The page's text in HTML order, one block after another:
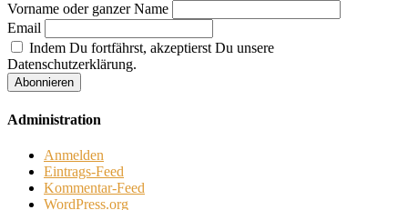
Vorname oder ganzer Name
Email
Indem Du fortfährst, akzeptierst Du unsere
Datenschutzerklärung.
Administration
Anmelden
Eintrags-Feed
Kommentar-Feed
WordPress.org